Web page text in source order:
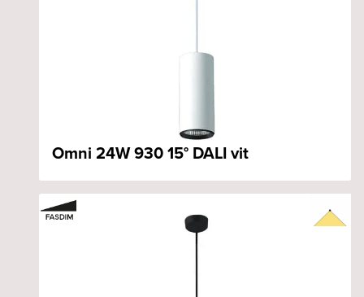
Omni 24W 930 15° DALI vit